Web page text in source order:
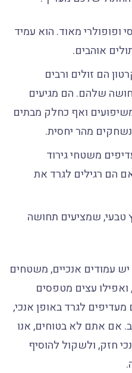
מאוד. הוא עמיד
אוהבים.
הם זולים ורבים
שלהם. הם מגיעים
ואף כחלק מבתים
מהר יחסית.
משטחי גירוד
הם רגילים לגרד את
שמציעים תחושה
עמודים אנכיים, משטחים
עצים מטפסים
לגרד באופן אנכי,
אם אתם לא בטוחים, אנו
חזק, ולשקול להוסיף